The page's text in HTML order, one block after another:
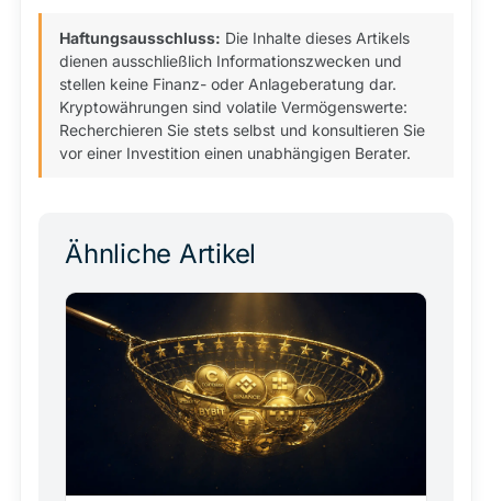
Haftungsausschluss: Die Inhalte dieses Artikels
dienen ausschließlich Informationszwecken und
stellen keine Finanz- oder Anlageberatung dar.
Kryptowährungen sind volatile Vermögenswerte:
Recherchieren Sie stets selbst und konsultieren Sie
vor einer Investition einen unabhängigen Berater.
Ähnliche Artikel